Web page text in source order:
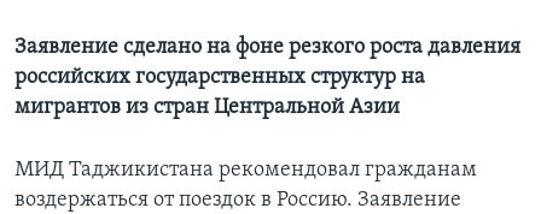
Заявление сделано на фоне резкого роста давления
российских государственных структур на
мигрантов из стран Центральной Азии
МИД Таджикистана рекомендовал гражданам
воздержаться от поездок в Россию. Заявление